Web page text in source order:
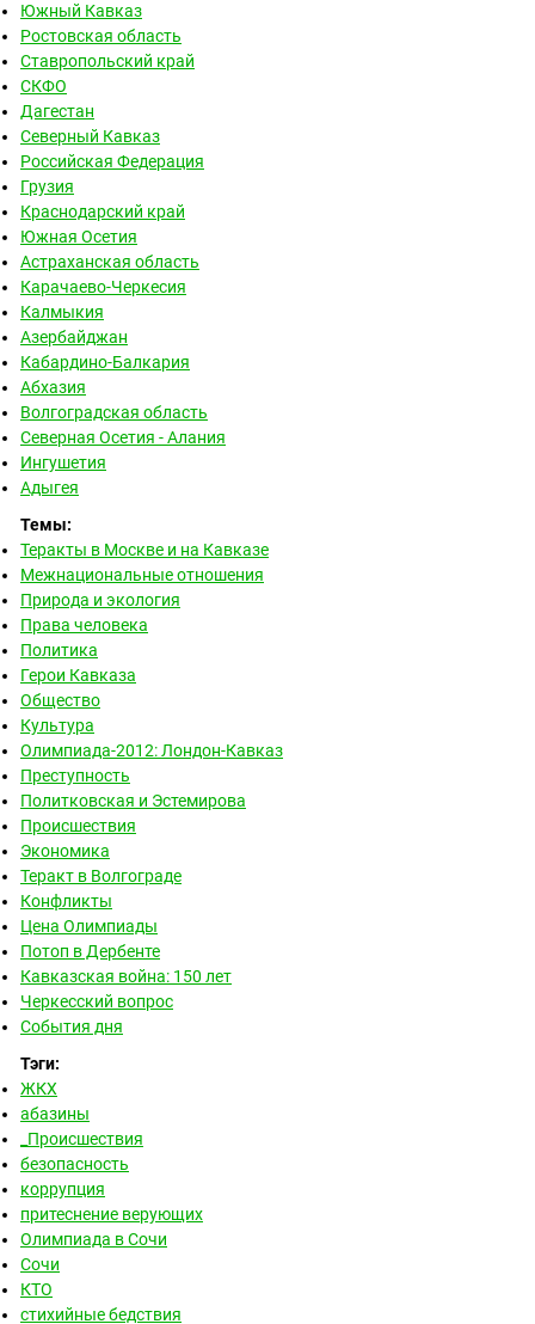
Южный Кавказ
Ростовская область
Ставропольский край
СКФО
Дагестан
Северный Кавказ
Российская Федерация
Грузия
Краснодарский край
Южная Осетия
Астраханская область
Карачаево-Черкесия
Калмыкия
Азербайджан
Кабардино-Балкария
Абхазия
Волгоградская область
Северная Осетия - Алания
Ингушетия
Адыгея
Темы:
Теракты в Москве и на Кавказе
Межнациональные отношения
Природа и экология
Права человека
Политика
Герои Кавказа
Общество
Культура
Олимпиада-2012: Лондон-Кавказ
Преступность
Политковская и Эстемирова
Происшествия
Экономика
Теракт в Волгограде
Конфликты
Цена Олимпиады
Потоп в Дербенте
Кавказская война: 150 лет
Черкесский вопрос
События дня
Тэги:
ЖКХ
абазины
_Происшествия
безопасность
коррупция
притеснение верующих
Олимпиада в Сочи
Сочи
КТО
стихийные бедствия